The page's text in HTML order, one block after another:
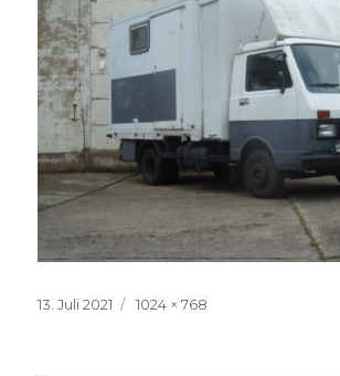
Veröffentlicht
13. Juli 2021
Volle
1024 × 768